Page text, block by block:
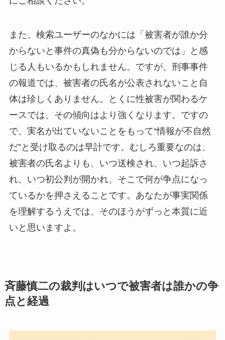
また、検索ユーザーのなかには「被害者が誰か分
からないと事件の真偽も分からないのでは」と感
じる人もいるかもしれません。ですが、刑事事件
の報道では、被害者の氏名が公表されないこと自
体は珍しくありません。とくに性被害が関わるケ
ースでは、その傾向はより強くなります。ですの
で、実名が出ていないことをもって“情報が不自然
だ”と受け取るのは早計です。むしろ重要なのは、
被害者の氏名よりも、いつ送検され、いつ起訴さ
れ、いつ初公判が開かれ、そこで何が争点になっ
ているかを押さえることです。あなたが事実関係
を理解するうえでは、そのほうがずっと本質に近
いと思いますよ。
斉藤慎二の裁判はいつで被害者は誰かの争
点と経過